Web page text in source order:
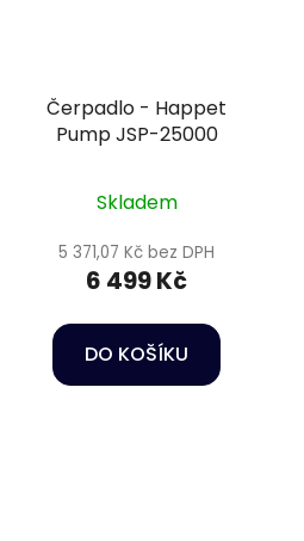
Čerpadlo - Happet
Pump JSP-25000
Skladem
5 371,07 Kč bez DPH
6 499 Kč
DO KOŠÍKU